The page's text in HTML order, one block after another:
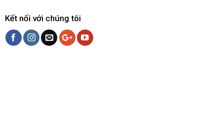
Kết nối với chúng tôi